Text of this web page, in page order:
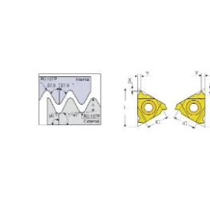
étanches à la